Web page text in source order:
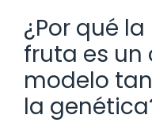
¿Por qué
fruta es
modelo
la